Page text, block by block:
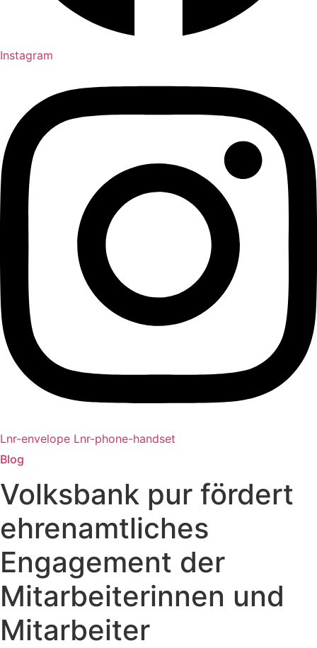
Instagram
Lnr-envelope Lnr-phone-handset
Blog
Volksbank pur fördert
ehrenamtliches
Engagement der
Mitarbeiterinnen und
Mitarbeiter